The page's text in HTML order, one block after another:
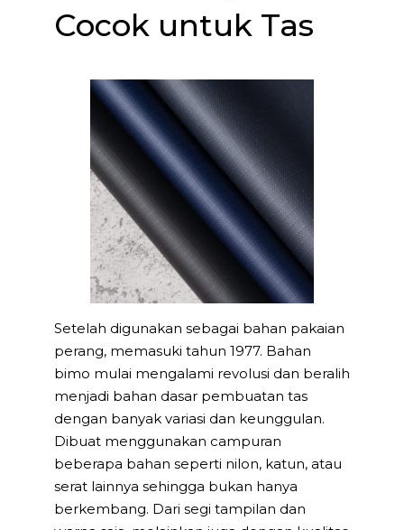
Cocok untuk Tas
Setelah digunakan sebagai bahan pakaian
perang, memasuki tahun 1977. Bahan
bimo mulai mengalami revolusi dan beralih
menjadi bahan dasar pembuatan tas
dengan banyak variasi dan keunggulan.
Dibuat menggunakan campuran
beberapa bahan seperti nilon, katun, atau
serat lainnya sehingga bukan hanya
berkembang. Dari segi tampilan dan